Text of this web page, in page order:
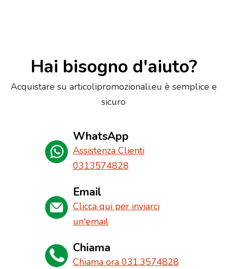
Hai bisogno d'aiuto?
Acquistare su articolipromozionali.eu è semplice e
sicuro
WhatsApp
Assistenza Clienti
0313574828
Email
Clicca qui per inviarci
un'email
Chiama
Chiama ora 031.3574828